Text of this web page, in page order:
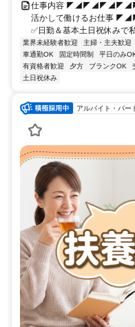
仕事内容
活かして働けるお
✅日勤＆基本土日祝休みで
業界未経験者歓迎 主婦・主夫歓迎
車通勤OK
固定時間制 平日のみ
有資格者歓迎
夕方 ブランクOK
土日祝休み
アルバイト・パー